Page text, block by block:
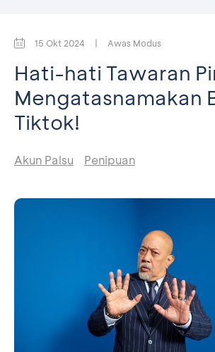
15 Okt 2024 | Awas Modus
Hati-hati Tawaran
Mengatasnamakan
Tiktok!
Akun Palsu Penipuan